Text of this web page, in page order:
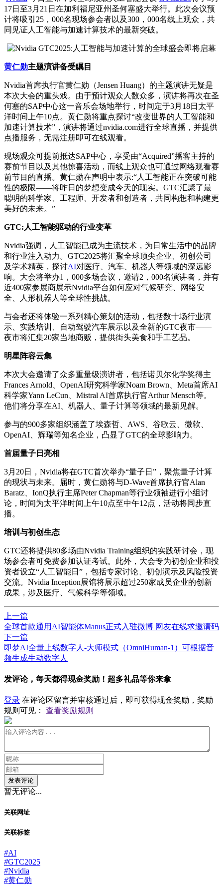
17日至3月21日在加利福尼亚州圣何塞盛大举行。此次会议预
计将吸引25，000名现场参会者以及300，000名线上观众，共
同见证人工智能与加速计算技术的最新突破。
黄仁勋主题演讲备受瞩目
Nvidia首席执行官黄仁勋（Jensen Huang）的主题演讲无疑是
本次大会的重头戏。由于预计观众人数众多，演讲将再次在圣
何塞的SAP中心这一音乐会场地举行，时间定于3月18日太平
洋时间上午10点。黄仁勋将重点探讨“改变世界的人工智能和
加速计算技术”，演讲将通过nvidia.com进行全球直播，并提供
点播服务，无需注册即可在线观看。
现场观众可提前抵达SAP中心，享受由“Acquired”播客主持的
赛前节目以及其他惊喜活动，而线上观众也可通过网络观看赛
前节目的直播。黄仁勋在声明中表示:“人工智能正在突破可能
性的极限——将昨日的梦想变成今天的现实。GTC汇聚了最
聪明的科学家、工程师、开发者和创造者，共同构想和构建更
美好的未来。”
GTC:人工智能驱动的行业变革
Nvidia强调，人工智能已成为主流技术，为日常生活中的品牌
和行业注入动力。GTC2025将汇聚全球顶尖企业、初创公司
及学术精英，探讨AI对医疗、汽车、机器人等领域的深远影
响。大会将举办1，000多场会议，邀请2，000名演讲者，并有
近400家参展商展示Nvidia平台如何应对气候研究、网络安
全、人形机器人等全球性挑战。
与会者还将体验一系列精心策划的活动，包括数十场行业演
示、实践培训、自动驾驶汽车展示以及全新的GTC夜市——
夜市将汇集20家当地商贩，提供街头美食和手工艺品。
明星阵容云集
本次大会邀请了众多重量级演讲者，包括诺贝尔化学奖得主
Frances Arnold、OpenAI研究科学家Noam Brown、Meta首席AI
科学家Yann LeCun、Mistral AI首席执行官Arthur Mensch等。
他们将分享在AI、机器人、量子计算等领域的最新见解。
参与的900多家组织涵盖了埃森哲、AWS、谷歌云、微软、
OpenAI、辉瑞等知名企业，凸显了GTC的全球影响力。
首届量子日亮相
3月20日，Nvidia将在GTC首次举办“量子日”，聚焦量子计算
的现状与未来。届时，黄仁勋将与D-Wave首席执行官Alan
Baratz、IonQ执行主席Peter Chapman等行业领袖进行小组讨
论，时间为太平洋时间上午10点至中午12点，活动将同步直
播。
培训与初创生态
GTC还将提供80多场由Nvidia Training组织的实践研讨会，现
场参会者可免费参加认证考试。此外，大会专为初创企业和投
资者设立“人工智能日”，包括专家讨论、初创演示及风险投资
交流。Nvidia Inception展馆将展示超过250家成员企业的创新
成果，涉及医疗、气候科学等领域。
上一篇
全球首款通用AI智能体Manus正式入驻微博 网友在线求邀请码
下一篇
即梦AI全量上线数字人-大师模式（OmniHuman-1）可根据音
频生成生动数字人
发评论，每天都得现金奖励！超多礼品等你来拿
登录 在评论区留言并审核通过后，即可获得现金奖励，奖励
规则可见： 查看奖励规则
发表评论
暂无评论...
关联网址
关联标签
#AI
#GTC2025
#Nvidia
#黄仁勋